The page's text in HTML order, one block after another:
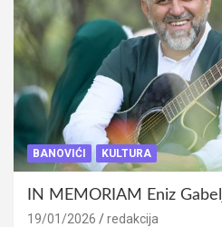
BANOVIĆI KULTURA
IN MEMORIAM Eniz
19/01/2026 redakcija